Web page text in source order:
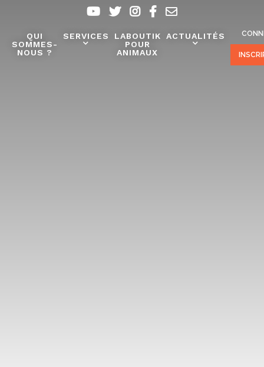
QUI
SOMMES-
NOUS ?
SERVICES
LABOUTIK
POUR
ANIMAUX
ACTUALITÉS